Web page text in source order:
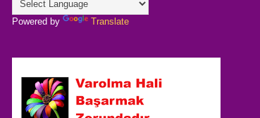
Powered by Translate